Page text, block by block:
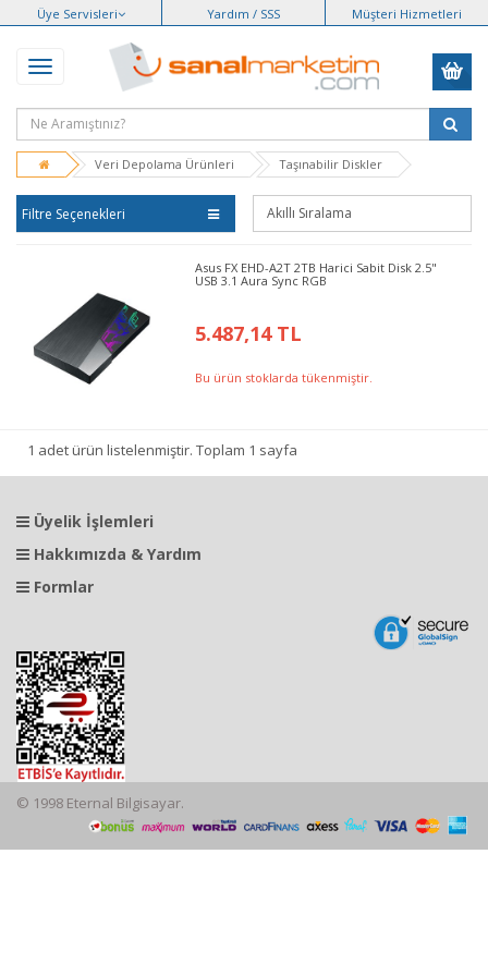
Üye Servisleri Yardım / SSS Müşteri Hizmetleri
Veri Depolama Ürünleri Taşınabilir Diskler
Filtre Seçenekleri
Asus FX EHD-A2T 2TB Harici Sabit Disk 2.5"
USB 3.1 Aura Sync RGB
5.487,14 TL
Bu ürün stoklarda tükenmiştir.
1 adet ürün listelenmiştir. Toplam 1 sayfa
Üyelik İşlemleri
Hakkımızda & Yardım
Formlar
© 1998 Eternal Bilgisayar.